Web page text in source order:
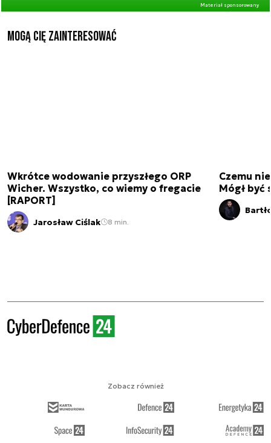
Materiał sponsorowany
Mogą Cię zainteresować
Wkrótce wodowanie przyszłego ORP
Wicher. Wszystko, co wiemy o fregacie
[RAPORT]
Jarosław Ciślak 8 min.
Czemu
Mógł być
Zobacz również